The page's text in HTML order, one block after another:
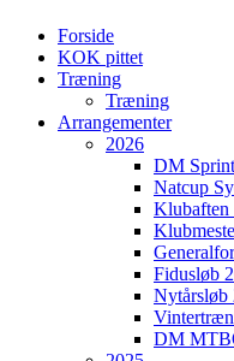
Forside
KOK pittet
Træning
Træning
Arrangementer
2026
DM
Natcup
Klubaften
Fidusløb
Nytårsløb
DM